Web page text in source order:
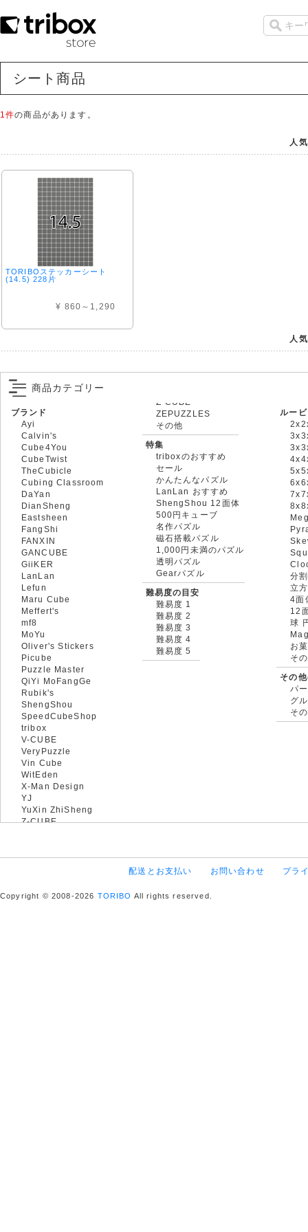
シート商品
1件の商品があります。
人
TORIBOステッカーシート
(14.5) 228片
¥ 860～1,290
人
商品カテゴリー
ブランド
Ayi
Calvin's
Cube4You
CubeTwist
TheCubicle
Cubing Classroom
DaYan
DianSheng
Eastsheen
FangShi
FANXIN
GANCUBE
GiiKER
LanLan
Lefun
Maru Cube
Meffert's
mf8
MoYu
Oliver's Stickers
Picube
Puzzle Master
QiYi MoFangGe
Rubik's
ShengShou
SpeedCubeShop
tribox
V-CUBE
VeryPuzzle
Vin Cube
WitEden
X-Man Design
YJ
YuXin ZhiSheng
Z-CUBE
ZEPUZZLES
その他
特集
triboxのおすすめ
セール
かんたんなパズル
LanLan おすすめ
ShengShou 12面体
500円キューブ
名作パズル
磁石搭載パズル
1,000円未満のパズル
透明パズル
Gearパズル
難易度の目安
難易度 1
難易度 2
難易度 3
難易度 4
難易度 5
ルー
分
立
4面
12
球
お
そ
その
パ
グ
そ
配送とお支払い お問い合わせ プラ
Copyright © 2008-2026 TORIBO All rights reserved.